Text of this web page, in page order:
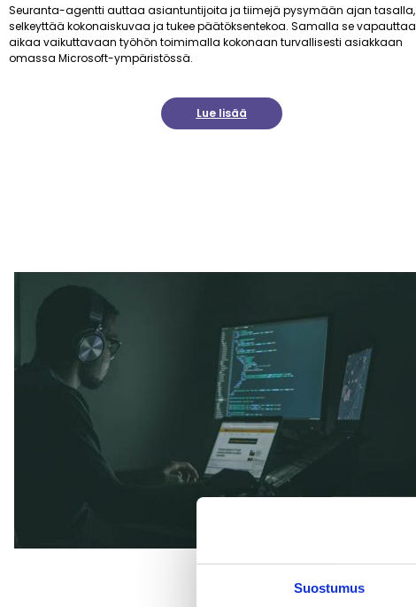
Suostumus
Seuranta-agentti auttaa asiantuntijoita ja tiimejä pysymään ajan tasalla,
selkeyttää kokonaiskuvaa ja tukee päätöksentekoa. Samalla se vapauttaa
aikaa vaikuttavaan työhön toimimalla kokonaan turvallisesti asiakkaan
omassa Microsoft-ympäristössä.
Lue lisää